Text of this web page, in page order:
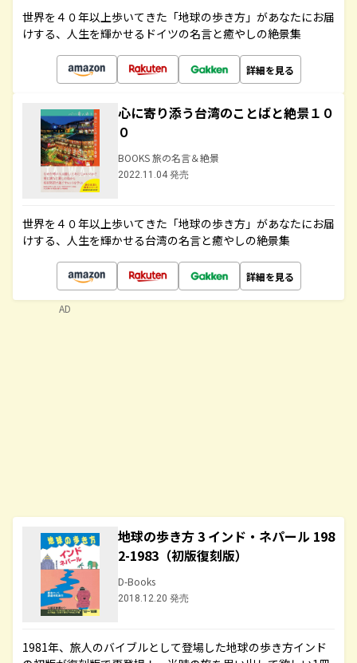
世界を４０年以上歩いてきた「地球の歩き方」があなたにお届
けする、人生を輝かせるドイツの名言と癒やしの絶景集
詳細を見る
心に寄り添う台湾のことばと絶景１０
０
BOOKS 旅の名言＆絶景
2022.11.04 発売
世界を４０年以上歩いてきた「地球の歩き方」があなたにお届
けする、人生を輝かせる台湾の名言と癒やしの絶景集
詳細を見る
地球の歩き方 3 インド・ネパール 198
2-1983（初版復刻版）
D-Books
2018.12.20 発売
1981年、旅人のバイブルとして登場した地球の歩き方インド
AD